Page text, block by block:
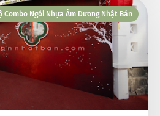
Combo Ngói Nhựa Âm Dương Nhật Bản